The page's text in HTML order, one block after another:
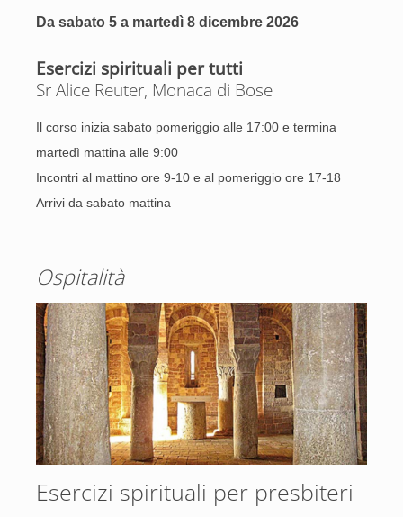
Da sabato 5 a martedì 8 dicembre 2026
Esercizi spirituali per tutti
Sr Alice Reuter, Monaca di Bose
Il corso inizia sabato pomeriggio alle 17:00 e termina
martedì mattina alle 9:00
Incontri al mattino ore 9-10 e al pomeriggio ore 17-18
Arrivi da sabato mattina
Ospitalità
Esercizi spirituali per presbiteri